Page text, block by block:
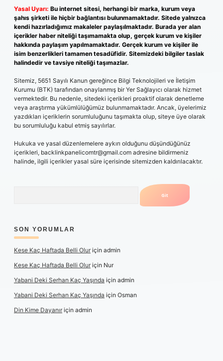
Yasal Uyarı: Bu internet sitesi, herhangi bir marka, kurum veya
şahıs şirketi ile hiçbir bağlantısı bulunmamaktadır. Sitede yalnızca
kendi hazırladığımız makaleler paylaşılmaktadır. Burada yer alan
içerikler haber niteliği taşımamakta olup, gerçek kurum ve kişiler
hakkında paylaşım yapılmamaktadır. Gerçek kurum ve kişiler ile
isim benzerlikleri tamamen tesadüfidir. Sitemizdeki bilgiler taslak
halindedir ve tavsiye niteliği taşımazlar.
Sitemiz, 5651 Sayılı Kanun gereğince Bilgi Teknolojileri ve İletişim
Kurumu (BTK) tarafından onaylanmış bir Yer Sağlayıcı olarak hizmet
vermektedir. Bu nedenle, sitedeki içerikleri proaktif olarak denetleme
veya araştırma yükümlülüğümüz bulunmamaktadır. Ancak, üyelerimiz
yazdıkları içeriklerin sorumluluğunu taşımakta olup, siteye üye olarak
bu sorumluluğu kabul etmiş sayılırlar.
Hukuka ve yasal düzenlemelere aykırı olduğunu düşündüğünüz
içerikleri, backlinkpanelicomtr@gmail.com adresine bildirmeniz
halinde, ilgili içerikler yasal süre içerisinde sitemizden kaldırılacaktır.
SON YORUMLAR
Kese Kaç Haftada Belli Oluriçin admin
Kese Kaç Haftada Belli Oluriçin Nur
Yabani Deki Serhan Kaç Yaşında için admin
Yabani Deki Serhan Kaç Yaşında için Osman
Din Kime Dayanıriçin admin